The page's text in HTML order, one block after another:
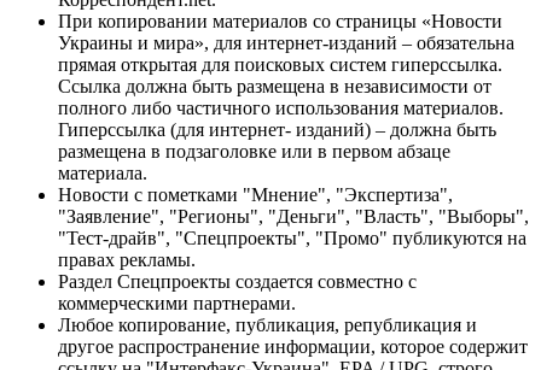
При копировании материалов со страницы «Новости
Украины и мира», для интернет-изданий – обязательна
прямая открытая для поисковых систем гиперссылка.
Ссылка должна быть размещена в независимости от
полного либо частичного использования материалов.
Гиперссылка (для интернет- изданий) – должна быть
размещена в подзаголовке или в первом абзаце
материала.
Новости с пометками "Мнение", "Экспертиза",
"Заявление", "Регионы", "Деньги", "Власть", "Выборы",
"Тест-драйв", "Спецпроекты", "Промо" публикуются на
правах рекламы.
Раздел Спецпроекты создается совместно с
коммерческими партнерами.
Любое копирование, публикация, републикация и
другое распространение информации, которое содержит